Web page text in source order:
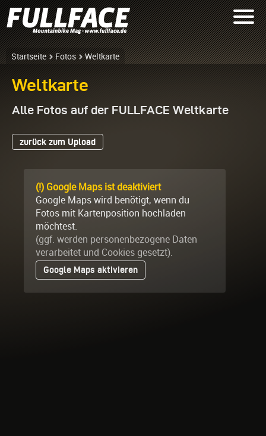
Startseite Fotos Weltkarte
Weltkarte
Alle Fotos auf der FULLFACE Weltkarte
zurück zum Upload
(!) Google Maps ist deaktiviert
Google Maps wird benötigt, wenn du
Fotos mit Kartenposition hochladen
möchtest.
(ggf. werden personen­bezogene Daten
verarbeitet und Cookies gesetzt).
Google Maps aktivieren